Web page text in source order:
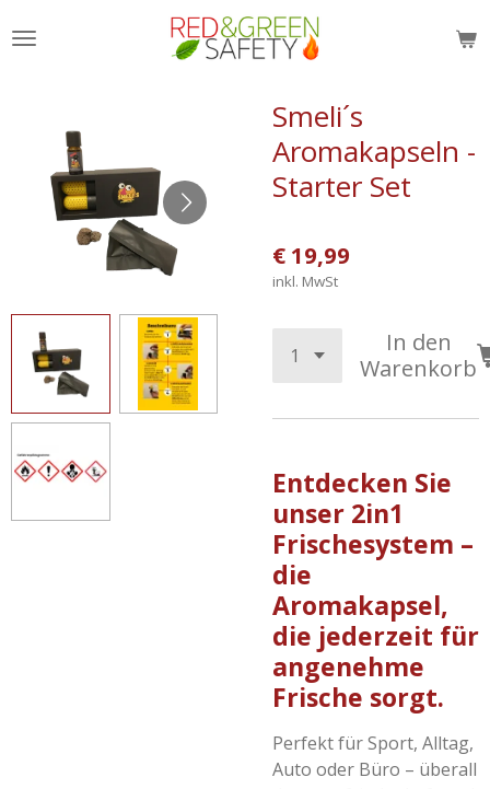
Hauptinhalt
Smeli´s
Aromakapseln -
Starter Set
€ 19,99
inkl. MwSt
In den
Warenkorb
Entdecken Sie
unser 2in1
Frischesystem –
die
Aromakapsel,
die jederzeit für
angenehme
Frische sorgt.
Perfekt für Sport, Alltag,
Auto oder Büro – überall